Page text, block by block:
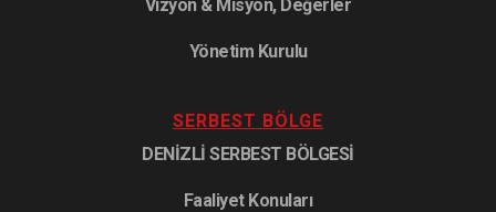
Vizyon & Misyon, Değerler
Yönetim Kurulu
SERBEST BÖLGE
DENİZLİ SERBEST BÖLGESİ
Faaliyet Konuları